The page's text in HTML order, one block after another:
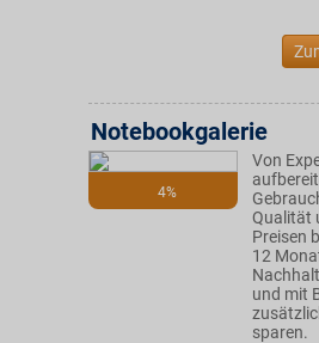
4%
Notebookgalerie
Von
Qualität
Preisen
12
und mit
sparen.